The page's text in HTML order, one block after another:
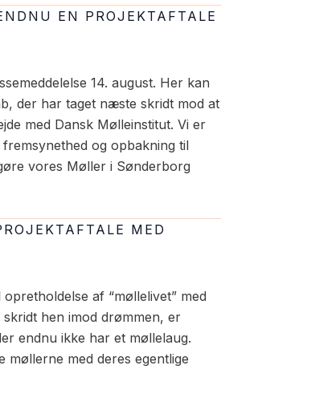
EN PROJEKTAFTALE
14. august. Her kan
der har taget næste skridt mod at
med Dansk Mølleinstitut. Vi er
og opbakning til
vores Møller i Sønderborg
MED
af “møllelivet” med
hen imod drømmen, er
endnu ikke har et møllelaug.
med deres egentlige